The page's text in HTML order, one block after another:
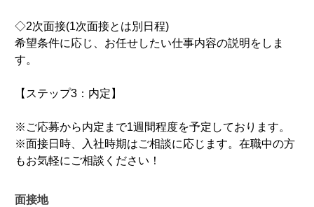
◇2次面接(1次面接とは別日程)
希望条件に応じ、お任せしたい仕事内容の説明をしま
す。
【ステップ3：内定】
※ご応募から内定まで1週間程度を予定しております。
※面接日時、入社時期はご相談に応じます。在職中の方
もお気軽にご相談ください！
面接地